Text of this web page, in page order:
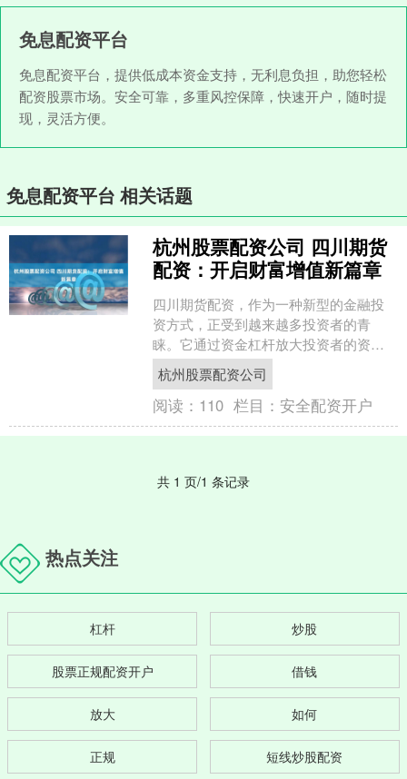
免息配资平台
免息配资平台，提供低成本资金支持，无利息负担，助您轻松
配资股票市场。安全可靠，多重风控保障，快速开户，随时提
现，灵活方便。
免息配资平台 相关话题
杭州股票配资公司 四川期货
配资：开启财富增值新篇章
四川期货配资，作为一种新型的金融投
资方式，正受到越来越多投资者的青
睐。它通过资金杠杆放大投资者的资
金，帮助他们获取更高的收益。 股票配
资网上交易是一种金融服务，....
杭州股票配资公司
阅读： 110 栏目：安全配资开户
共 1 页/1 条记录
热点关注
杠杆 炒股
股票正规配资开户 借钱
放大 如何
正规 短线炒股配资